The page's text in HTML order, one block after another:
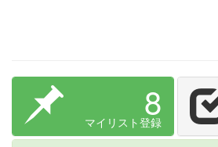
8
マイリスト登録